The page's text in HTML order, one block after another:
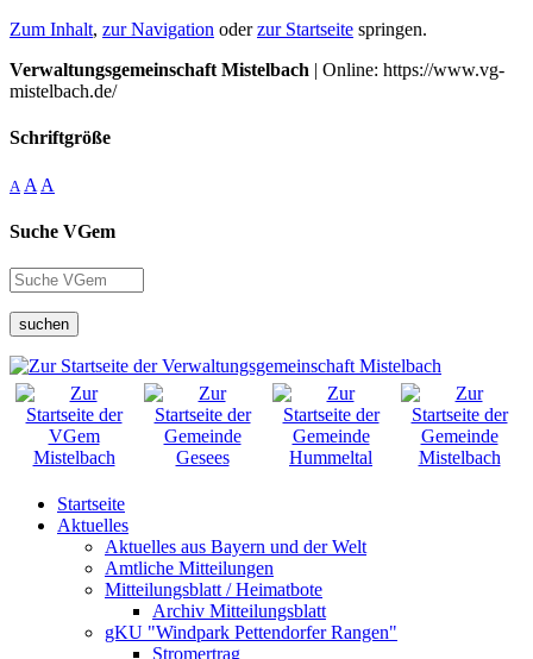
Zum Inhalt, zur Navigation oderzur Startseite springen.
Verwaltungsgemeinschaft Mistelbach | Online: https://www.vg-
mistelbach.de/
Schriftgröße
A A A
Suche VGem
suchen
Startseite
Aktuelles
Aktuelles aus Bayern und der Welt
Amtliche Mitteilungen
Mitteilungsblatt / Heimatbote
Archiv Mitteilungsblatt
gKU "Windpark Pettendorfer Rangen"
Stromertrag